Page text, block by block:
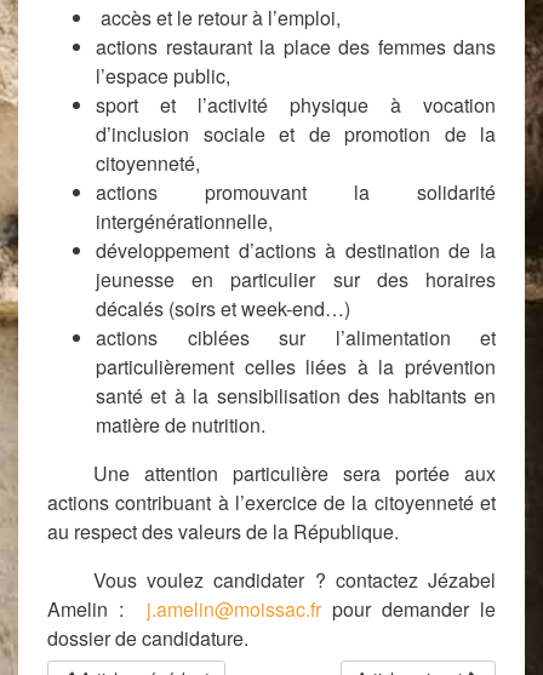
accès et le retour à l’emploi,
actions restaurant la place des femmes dans
l’espace public,
sport et l’activité physique à vocation
d’inclusion sociale et de promotion de la
citoyenneté,
actions promouvant la solidarité
intergénérationnelle,
développement d’actions à destination de la
jeunesse en particulier sur des horaires
décalés (soirs et week-end…)
actions ciblées sur l’alimentation et
particulièrement celles liées à la prévention
santé et à la sensibilisation des habitants en
matière de nutrition.
Une attention particulière sera portée aux
actions contribuant à l’exercice de la citoyenneté et
au respect des valeurs de la République.
Vous voulez candidater ? contactez Jézabel
Amelin : j.amelin@moissac.frpour demander le
dossier de candidature.